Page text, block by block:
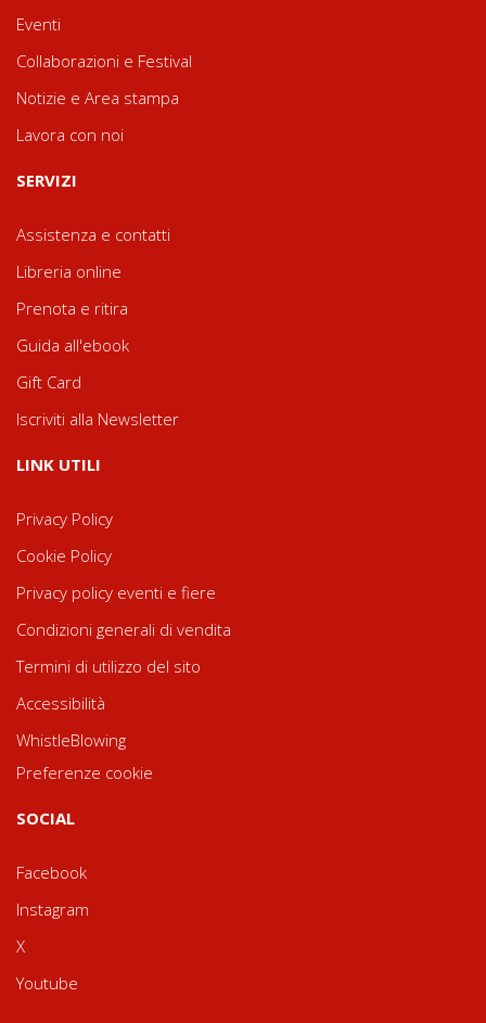
Eventi
Collaborazioni e Festival
Notizie e Area stampa
Lavora con noi
SERVIZI
Assistenza e contatti
Libreria online
Prenota e ritira
Guida all'ebook
Gift Card
Iscriviti alla Newsletter
LINK UTILI
Privacy Policy
Cookie Policy
Privacy policy eventi e fiere
Condizioni generali di vendita
Termini di utilizzo del sito
Accessibilità
WhistleBlowing
Preferenze cookie
SOCIAL
Facebook
Instagram
X
Youtube